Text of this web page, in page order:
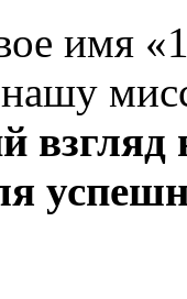
имя
взгляд